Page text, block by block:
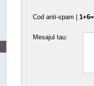
Cod anti-spam | 1+6=
Mesajul tau: